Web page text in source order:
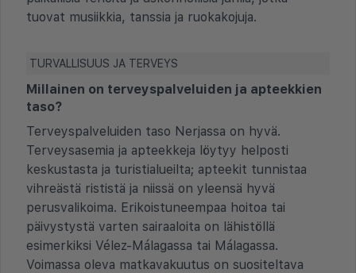
tuovat musiikkia, tanssia ja ruokakojuja.
TURVALLISUUS JA TERVEYS
Millainen on terveyspalveluiden ja apteekkien
taso?
Terveyspalveluiden taso Nerjassa on hyvä.
Terveysasemia ja apteekkeja löytyy helposti
keskustasta ja turistialueilta; apteekit tunnistaa
vihreästä rististä ja niissä on yleensä hyvä
perusvalikoima. Erikoistuneempaa hoitoa tai
päivystystä varten sairaaloita on lähistöllä
esimerkiksi Vélez-Málagassa tai Málagassa.
Voimassa oleva matkavakuutus on suositeltava